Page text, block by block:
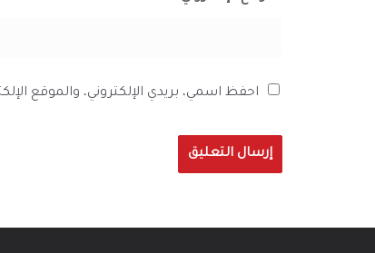
احفظ اسمي، بريدي الإلكتروني، والموقع